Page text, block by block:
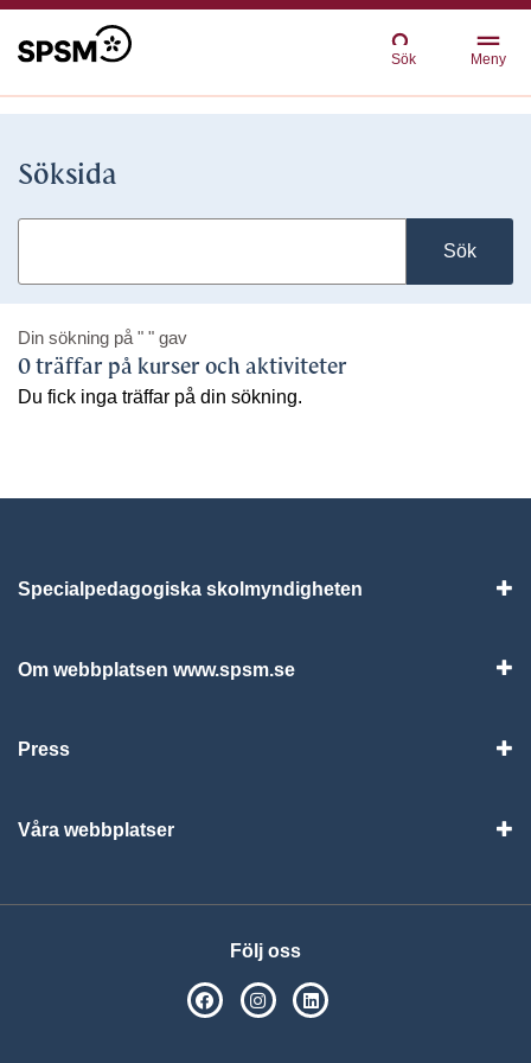
Sök Meny
Söksida
Sök
Din sökning på " " gav
0 träffar på kurser och aktiviteter
Du fick inga träffar på din sökning.
Specialpedagogiska skolmyndigheten
Om webbplatsen www.spsm.se
Press
Våra webbplatser
Följ oss
SPSM på Facebook
SPSM på Instagram